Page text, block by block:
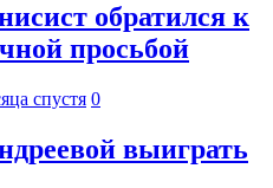
обратился к
просьбой
спустя 0
выиграть